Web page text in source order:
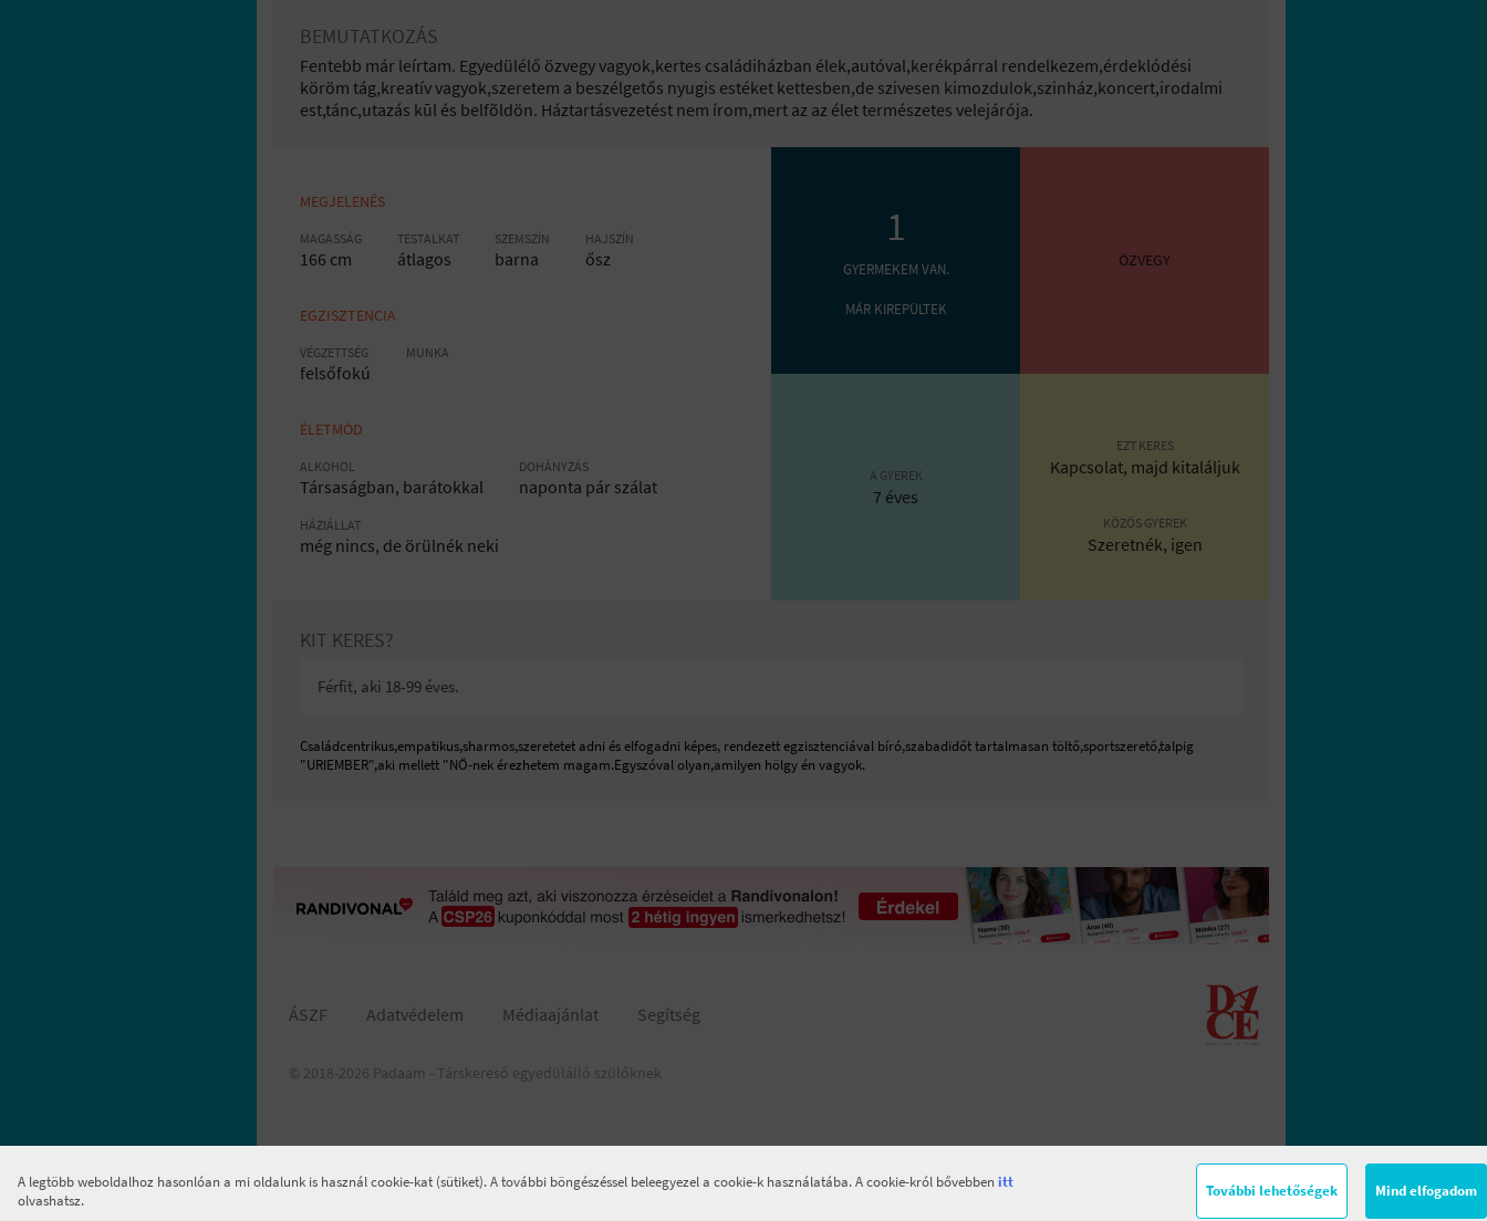
BEMUTATKOZÁS
Fentebb már leírtam. Egyedülélő özvegy vagyok,kertes családiházban élek,autóval,kerékpárral rendelkezem,érdeklódési
köröm tág,kreatív vagyok,szeretem a beszélgetős nyugis estéket kettesben,de szivesen kimozdulok,szinház,koncert,irodalmi
est,tánc,utazás kūl és belfõldön. Háztartásvezetést nem írom,mert az az élet természetes velejárója.
MEGJELENÉS
MAGASSÁG
166 cm
TESTALKAT
átlagos
SZEMSZÍN
barna
HAJSZÍN
ősz
EGZISZTENCIA
VÉGZETTSÉG
felsőfokú
MUNKA
ÉLETMÓD
ALKOHOL
Társaságban, barátokkal
DOHÁNYZÁS
naponta pár szálat
HÁZIÁLLAT
még nincs, de örülnék neki
1
GYERMEKEM VAN.
MÁR KIREPÜLTEK
A GYEREK
7 éves
ÖZVEGY
EZT KERES
Kapcsolat, majd kitaláljuk
KÖZÖS GYEREK
Szeretnék, igen
KIT KERES?
Férfit, aki 18-99 éves.
Családcentrikus,empatikus,sharmos,szeretetet adni és elfogadni képes, rendezett egzisztenciával bíró,szabadidőt tartalmasan töltő,sportszerető,talpig
"URIEMBER",aki mellett "NŐ-nek érezhetem magam.Egyszóval olyan,amilyen hölgy én vagyok.
ÁSZF Adatvédelem Médiaajánlat Segítség
© 2018-2026 Padaam - Társkereső egyedülálló szülőknek
A legtöbb weboldalhoz hasonlóan a mi oldalunk is használ cookie-kat (sütiket). A további böngészéssel beleegyezel a cookie-k használatába. A cookie-król bővebben itt
olvashatsz.
További lehetőségek Mind elfogadom